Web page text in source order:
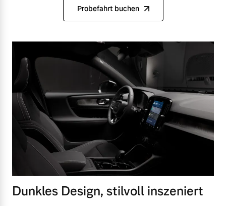
Probefahrt buchen
Dunkles Design, stilvoll inszeniert